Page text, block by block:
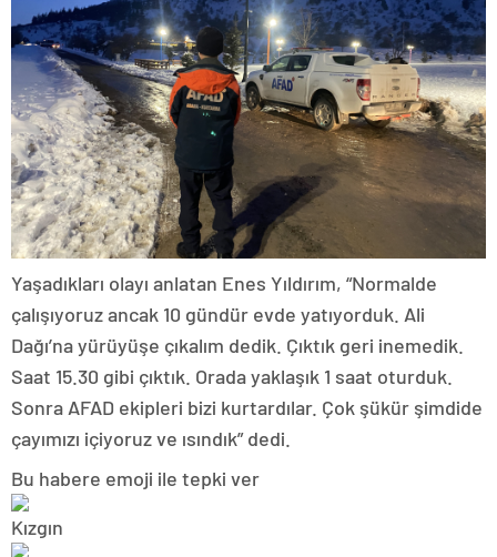
Yaşadıkları olayı anlatan Enes Yıldırım, “Normalde
çalışıyoruz ancak 10 gündür evde yatıyorduk. Ali
Dağı’na yürüyüşe çıkalım dedik. Çıktık geri inemedik.
Saat 15.30 gibi çıktık. Orada yaklaşık 1 saat oturduk.
Sonra AFAD ekipleri bizi kurtardılar. Çok şükür şimdide
çayımızı içiyoruz ve ısındık” dedi.
Bu habere emoji ile tepki ver